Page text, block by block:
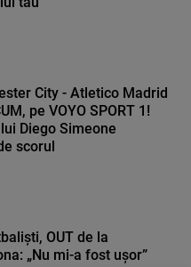
City - Atletico Madrid
pe VOYO SPORT 1!
Diego Simeone
scorul
OUT de la
„Nu mi-a fost ușor”